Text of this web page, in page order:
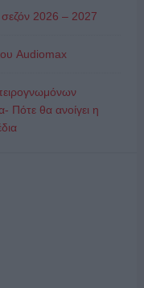
σεζόν 2026 – 2027
Audiomax
Πότε θα ανοίγει η